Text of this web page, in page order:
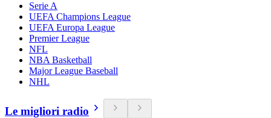
Serie A
UEFA Champions League
UEFA Europa League
Premier League
NFL
NBA Basketball
Major League Baseball
NHL
Le migliori radio